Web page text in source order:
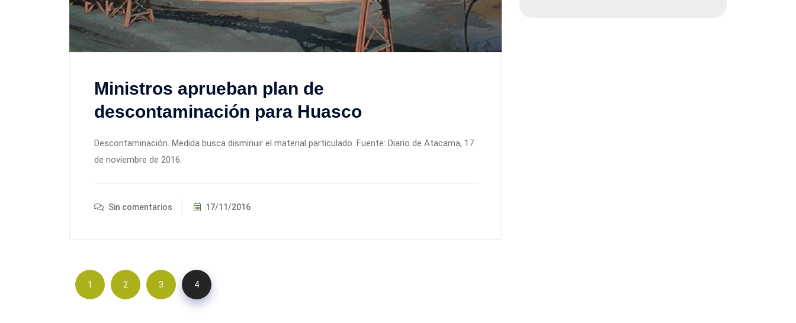
Ministros aprueban plan de
descontaminación para Huasco
Descontaminación. Medida busca disminuir el material particulado. Fuente: Diario de Atacama, 17
de noviembre de 2016.
Sin comentarios 17/11/2016
1 2 3 4